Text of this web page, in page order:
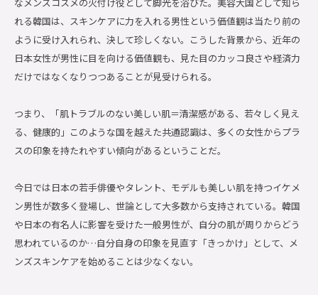
れる韓国は、スキンケアに力を入れる男性という価値観は当たり前の
ように受け入れられ、決して珍しくない。こうした背景から、近年の
日本女性が男性に目を向ける価値観も、見た目のカッコ良さや経済力
だけではなくなりつつあることが見受けられる。
つまり、「肌トラブルのない美しい肌＝清潔感がある、若々しく見え
る、健康的」このような国を越えた共通認識は、多くの女性からプラ
スの印象を持たれやすい傾向があるということだ。
今日では日本の若手俳優やタレント、モデルも美しい肌を持つイケメ
ン男性が数多く登場し、世論として大多数から支持されている。韓国
や日本の有名人に影響を受けた一般男性が、自分の肌が周りからどう
思われているのか…自分自身の印象を見直す「きっかけ」として、メ
ンズスキンケアを始めることは少なくない。